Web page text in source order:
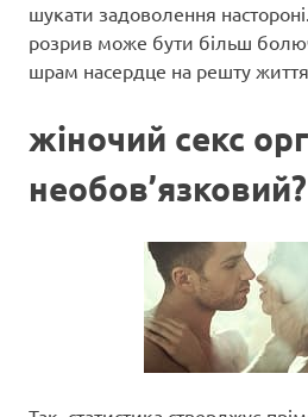
шукати задоволення
розрив може бути більш
шрам насердце на решту
жіночий секс
необов’язковий?